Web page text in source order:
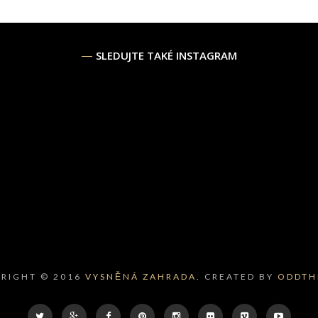
SLEDUJTE TAKÉ INSTAGRAM
© 2016 VYSNĚNÁ ZAHRADA. CREATED BY